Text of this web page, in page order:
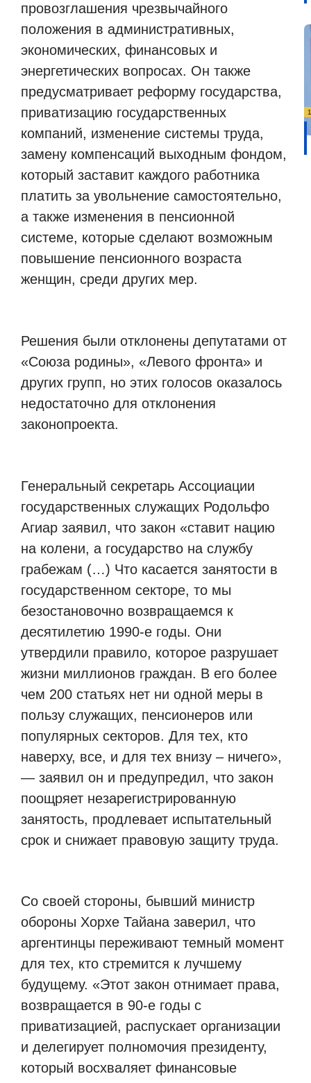
провозглашения чрезвычайного
положения в административных,
экономических, финансовых и
энергетических вопросах. Он также
предусматривает реформу государства,
приватизацию государственных
компаний, изменение системы труда,
замену компенсаций выходным фондом,
который заставит каждого работника
платить за увольнение самостоятельно,
а также изменения в пенсионной
системе, которые сделают возможным
повышение пенсионного возраста
женщин, среди других мер.
Решения были отклонены депутатами от
«Союза родины», «Левого фронта» и
других групп, но этих голосов оказалось
недостаточно для отклонения
законопроекта.
Генеральный секретарь Ассоциации
государственных служащих Родольфо
Агиар заявил, что закон «ставит нацию
на колени, а государство на службу
грабежам (…) Что касается занятости в
государственном секторе, то мы
безостановочно возвращаемся к
десятилетию 1990-е годы. Они
утвердили правило, которое разрушает
жизни миллионов граждан. В его более
чем 200 статьях нет ни одной меры в
пользу служащих, пенсионеров или
популярных секторов. Для тех, кто
наверху, все, и для тех внизу – ничего»,
— заявил он и предупредил, что закон
поощряет незарегистрированную
занятость, продлевает испытательный
срок и снижает правовую защиту труда.
Со своей стороны, бывший министр
обороны Хорхе Тайана заверил, что
аргентинцы переживают темный момент
для тех, кто стремится к лучшему
будущему. «Этот закон отнимает права,
возвращается в 90-е годы с
приватизацией, распускает организации
и делегирует полномочия президенту,
который восхваляет финансовые